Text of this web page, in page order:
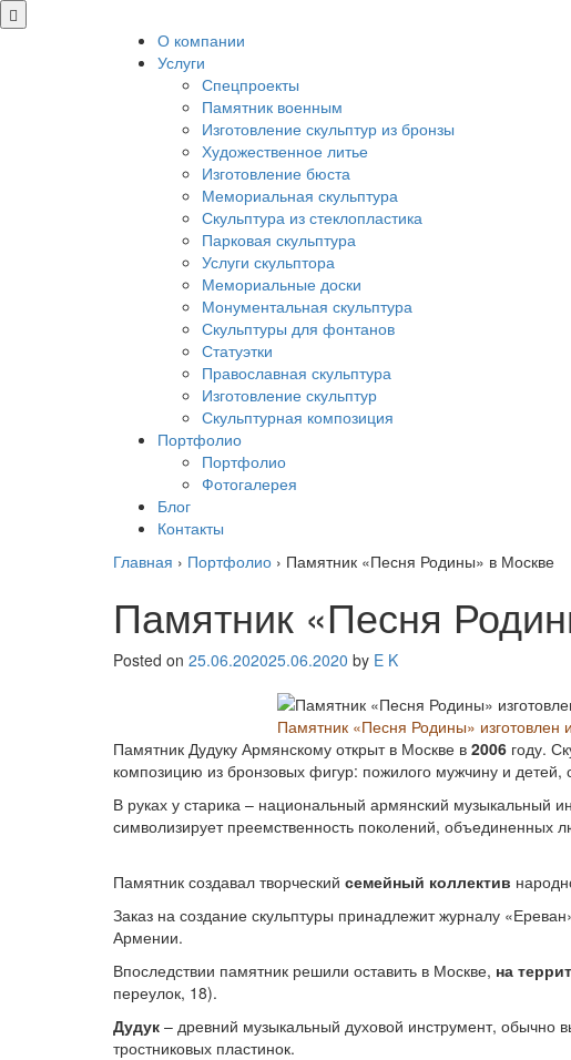
О компании
Услуги
Спецпроекты
Памятник военным
Изготовление скульптур из бронзы
Художественное литье
Изготовление бюста
Мемориальная скульптура
Скульптура из стеклопластика
Парковая скульптура
Услуги скульптора
Мемориальные доски
Монументальная скульптура
Скульптуры для фонтанов
Статуэтки
Православная скульптура
Изготовление скульптур
Скульптурная композиция
Портфолио
Портфолио
Фотогалерея
Блог
Контакты
Главная › Портфолио › Памятник «Песня Родины» в Москве
Памятник «Песня
Posted on 25.06.202025.06.2020 by E K
Памятник «Песня Родины» изготовлен
Памятник Дудуку Армянскому открыт в Москве в 2006 году.
композицию из бронзовых фигур: пожилого мужчину и детей,
В руках у старика – национальный армянский музыкальный
символизирует преемственность поколений, объединенных
Памятник создавал творческий семейный коллектив
Заказ на создание скульптуры принадлежит журналу
Армении.
Впоследствии памятник решили оставить в Москве, на
переулок, 18).
Дудук – древний музыкальный духовой инструмент, обычно
тростниковых пластинок.